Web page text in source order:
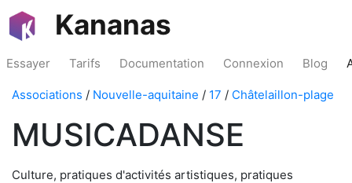
Kananas
Essayer Tarifs Documentation Connexion Blog
Associations / Nouvelle-aquitaine / 17 / Châtelaillon-plage
MUSICADANSE
Culture, pratiques d'activités artistiques, pratiques